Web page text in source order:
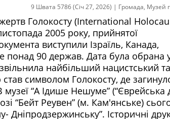
9 Швата 5786 (Січ 27, 2026) | Громада, Музей
Голокосту (International
2005 року, прийнятої
виступили Ізраїль, Канада,
понад 90 держав. Дата була обрана
найбільший нацистський
символом Голокосту, де
музеї “А Ідише Нешуме” (“Єврейська
“Бейт Реувен” (м. Кам'янське)
Історичні